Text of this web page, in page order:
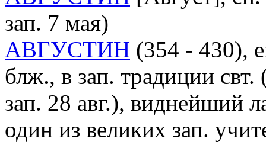
зап. 7 мая)
АВГУСТИН (354 - 430),
блж., в зап. традиции
зап. 28 авг.), виднейший
один из великих зап.